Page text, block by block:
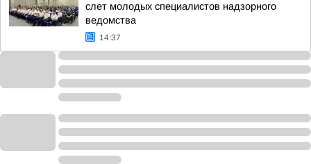
слет молодых специалистов надзорного
ведомства
14:37